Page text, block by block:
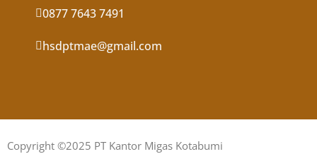
0877 7643 7491
hsdptmae@gmail.com
Copyright ©2025 PT Kantor Migas Kotabumi